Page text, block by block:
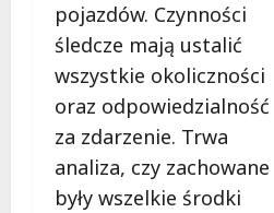
pojazdów. Czynności
śledcze mają ustalić
wszystkie okoliczności
oraz odpowiedzialność
za zdarzenie. Trwa
analiza, czy zachowane
były wszelkie środki